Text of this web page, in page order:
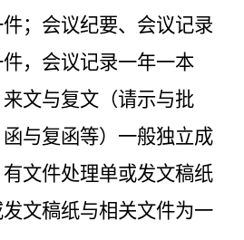
；会议纪要、会议记录
，会议记录一年一本
文与复文（请示与批
与复函等）一般独立成
文件处理单或发文稿纸
文稿纸与相关文件为一